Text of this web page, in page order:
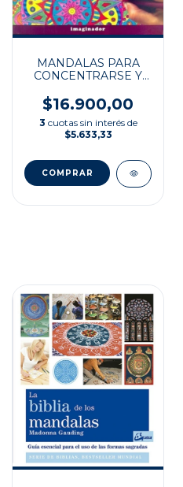
MANDALAS PARA
CONCENTRARSE Y
$16.900,00
3 cuotas sin interés de
$5.633,33